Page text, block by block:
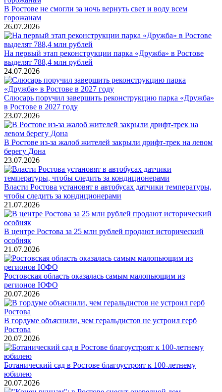
В Ростове не смогли за ночь вернуть свет и воду всем
горожанам
26.07.2026
На первый этап реконструкции парка «Дружба» в Ростове
выделят 788,4 млн рублей
24.07.2026
Слюсарь поручил завершить реконструкцию парка «Дружба»
в Ростове в 2027 году
23.07.2026
В Ростове из-за жалоб жителей закрыли дрифт-трек на левом
берегу Дона
23.07.2026
Власти Ростова установят в автобусах датчики температуры,
чтобы следить за кондиционерами
21.07.2026
В центре Ростова за 25 млн рублей продают исторический
особняк
21.07.2026
Ростовская область оказалась самым малопьющим из
регионов ЮФО
20.07.2026
В гордуме объяснили, чем геральдистов не устроил герб
Ростова
20.07.2026
Ботанический сад в Ростове благоустроят к 100-летнему
юбилею
20.07.2026